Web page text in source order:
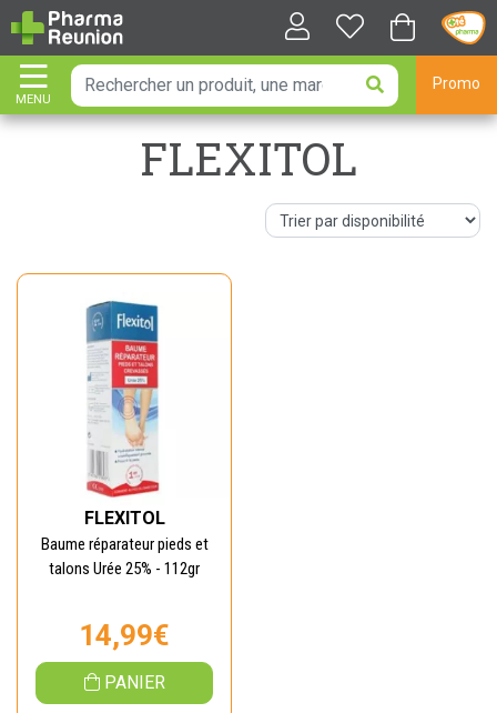
MENU
AFFICHER LA NAVIGATION
Promo
FLEXITOL
FLEXITOL
Baume réparateur pieds et
talons Urée 25% - 112gr
14,99€
PANIER